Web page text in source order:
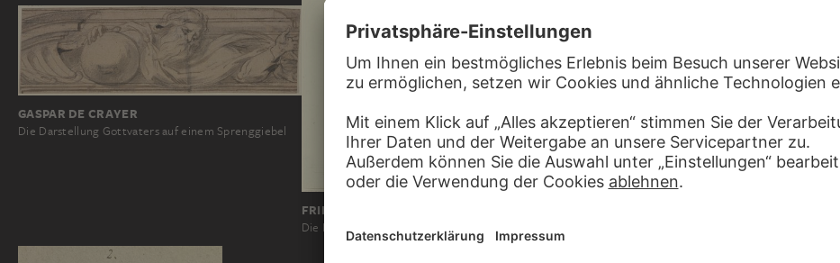
GASPAR DE CRAYER
Die Darstellung Gottvaters auf einem Sprenggiebel
FRIEDRICH MAXIMILIAN HESSEMER
Die Porta di Mare in Syrakus
STEFANO ORLANDI